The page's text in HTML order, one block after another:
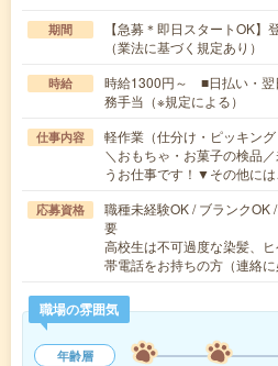
期間
【急募＊即日スタートOK】
（業法に基づく規定あり）
時給
時給1300円～ ■日払い・
務手当（※規定による）
仕事内容
軽作業（仕分け・ピッキング
＼おもちゃ・お菓子の検品
うお仕事です！▼その他に
応募資格
職種未経験OK / ブランクOK
要
高校生は不可過度な染髪、
帯電話をお持ちの方（連絡
職場の雰囲気
年齢層